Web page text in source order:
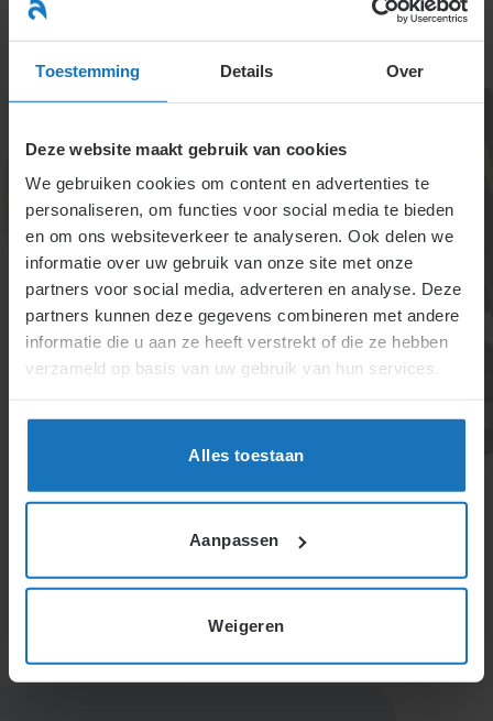
Toestemming Details Over
Deze website maakt gebruik van cookies
We gebruiken cookies om content en advertenties te
personaliseren, om functies voor social media te bieden
en om ons websiteverkeer te analyseren. Ook delen we
informatie over uw gebruik van onze site met onze
partners voor social media, adverteren en analyse. Deze
partners kunnen deze gegevens combineren met andere
informatie die u aan ze heeft verstrekt of die ze hebben
verzameld op basis van uw gebruik van hun services.
Alles toestaan
Aanpassen
Weigeren
naar
inhoud
4.1.8.4. Voorschot op
het loon/lening geven
aan werknemer
Bij loonbeslag betaalt de werkgever bedragen boven
de beslagvrije voet aan de beslaglegger. Ook bij
de medewerker uitbetaald. De werkgever werkt
aan wijzigingen in bankgegevens van de
medewerker.